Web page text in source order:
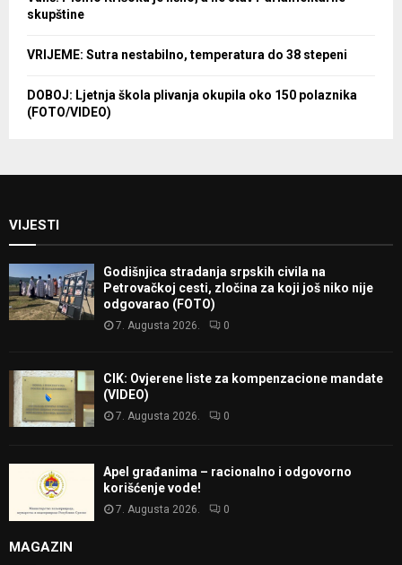
skupštine
VRIJEME: Sutra nestabilno, temperatura do 38 stepeni
DOBOJ: Ljetnja škola plivanja okupila oko 150 polaznika
(FOTO/VIDEO)
VIJESTI
Godišnjica stradanja srpskih civila na
Petrovačkoj cesti, zločina za koji još niko nije
odgovarao (FOTO)
7. Augusta 2026. 0
CIK: Ovjerene liste za kompenzacione mandate
(VIDEO)
7. Augusta 2026. 0
Apel građanima – racionalno i odgovorno
korišćenje vode!
7. Augusta 2026. 0
MAGAZIN